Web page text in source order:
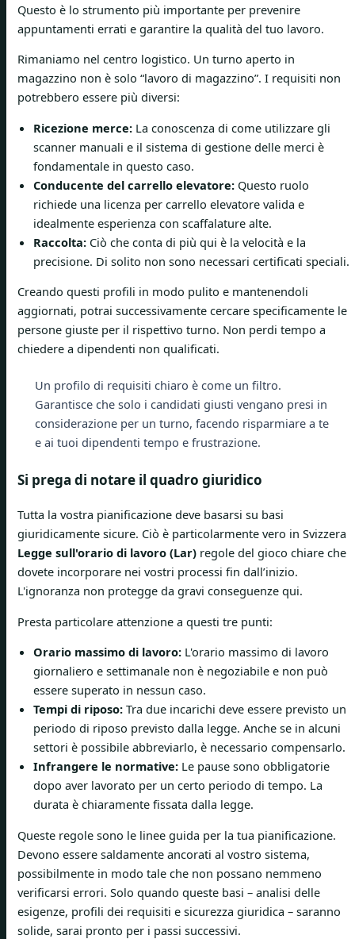
Questo è lo strumento più importante per prevenire
appuntamenti errati e garantire la qualità del tuo lavoro.
Rimaniamo nel centro logistico. Un turno aperto in
magazzino non è solo “lavoro di magazzino”. I requisiti non
potrebbero essere più diversi:
Ricezione merce: La conoscenza di come utilizzare gli
scanner manuali e il sistema di gestione delle merci è
fondamentale in questo caso.
Conducente del carrello elevatore: Questo ruolo
richiede una licenza per carrello elevatore valida e
idealmente esperienza con scaffalature alte.
Raccolta: Ciò che conta di più qui è la velocità e la
precisione. Di solito non sono necessari certificati speciali.
Creando questi profili in modo pulito e mantenendoli
aggiornati, potrai successivamente cercare specificamente le
persone giuste per il rispettivo turno. Non perdi tempo a
chiedere a dipendenti non qualificati.
Un profilo di requisiti chiaro è come un filtro.
Garantisce che solo i candidati giusti vengano presi in
considerazione per un turno, facendo risparmiare a te
e ai tuoi dipendenti tempo e frustrazione.
Si prega di notare il quadro giuridico
Tutta la vostra pianificazione deve basarsi su basi
giuridicamente sicure. Ciò è particolarmente vero in Svizzera
Legge sull'orario di lavoro (Lar) regole del gioco chiare che
dovete incorporare nei vostri processi fin dall’inizio.
L'ignoranza non protegge da gravi conseguenze qui.
Presta particolare attenzione a questi tre punti:
Orario massimo di lavoro: L'orario massimo di lavoro
giornaliero e settimanale non è negoziabile e non può
essere superato in nessun caso.
Tempi di riposo: Tra due incarichi deve essere previsto un
periodo di riposo previsto dalla legge. Anche se in alcuni
settori è possibile abbreviarlo, è necessario compensarlo.
Infrangere le normative: Le pause sono obbligatorie
dopo aver lavorato per un certo periodo di tempo. La
durata è chiaramente fissata dalla legge.
Queste regole sono le linee guida per la tua pianificazione.
Devono essere saldamente ancorati al vostro sistema,
possibilmente in modo tale che non possano nemmeno
verificarsi errori. Solo quando queste basi – analisi delle
esigenze, profili dei requisiti e sicurezza giuridica – saranno
solide, sarai pronto per i passi successivi.